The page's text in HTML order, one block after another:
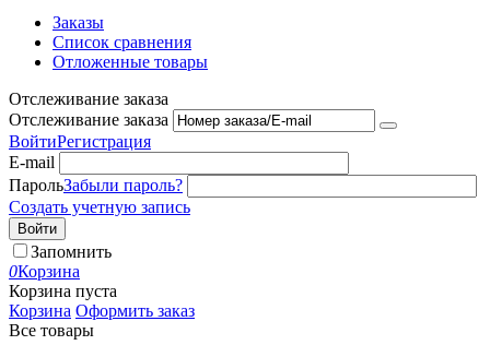
Заказы
Список сравнения
Отложенные товары
Отслеживание заказа
Отслеживание заказа
ВойтиРегистрация
E-mail
ПарольЗабыли пароль?
Создать учетную запись
Войти
Запомнить
0Корзина
Корзина пуста
Корзина Оформить заказ
Все товары